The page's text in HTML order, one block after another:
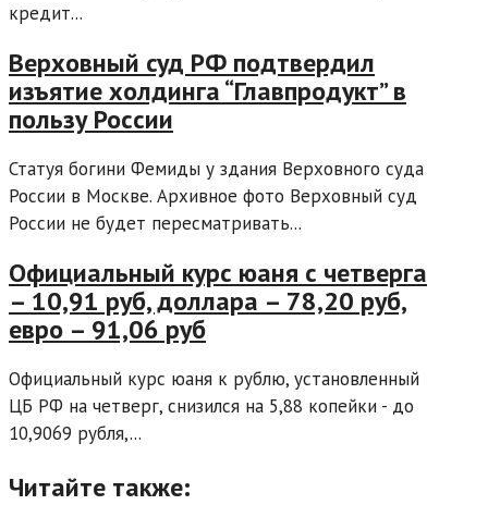
кредит...
Верховный суд РФ подтвердил
изъятие холдинга “Главпродукт” в
пользу России
Статуя богини Фемиды у здания Верховного суда
России в Москве. Архивное фото Верховный суд
России не будет пересматривать...
Официальный курс юаня с четверга
– 10,91 руб, доллара – 78,20 руб,
евро – 91,06 руб
Официальный курс юаня к рублю, установленный
ЦБ РФ на четверг, снизился на 5,88 копейки - до
10,9069 рубля,...
Читайте также: